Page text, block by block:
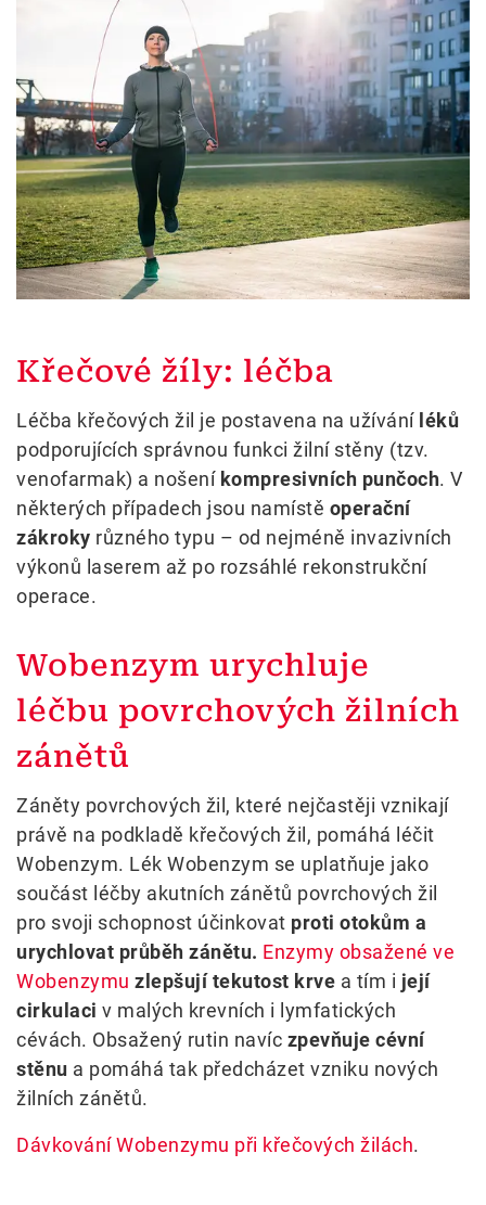
Křečové žíly: léčba
Léčba křečových žil je postavena na užívání léků
podporujících správnou funkci žilní stěny (tzv.
venofarmak) a nošeníkompresivních punčoch. V
některých případech jsou namístě operační
zákroky různého typu – od nejméně invazivních
výkonů laserem až po rozsáhlé rekonstrukční
operace.
Wobenzym urychluje
léčbu povrchových žilních
zánětů
Záněty povrchových žil, které nejčastěji vznikají
právě na podkladě křečových žil, pomáhá léčit
Wobenzym. Lék Wobenzym se uplatňuje jako
součást léčby akutních zánětů povrchových žil
pro svoji schopnost účinkovat proti otokům a
urychlovat průběh zánětu. Enzymy obsažené ve
Wobenzymu zlepšují tekutost krve a tím i její
cirkulaci v malých krevních i lymfatických
cévách. Obsažený rutin navíc zpevňuje cévní
stěnu a pomáhá tak předcházet vzniku nových
žilních zánětů.
Dávkování Wobenzymu při křečových žilách.